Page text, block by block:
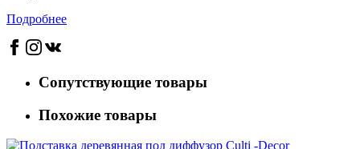
Подробнее
Сопутствующие товары
Похожие товары